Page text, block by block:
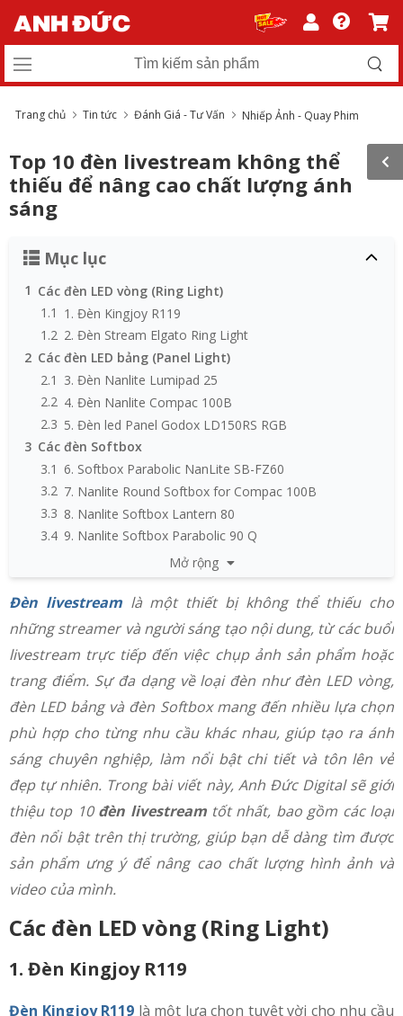
Trang chủ Tin tức Đánh Giá - Tư Vấn Nhiếp Ảnh - Quay Phim
Top 10 đèn livestream không thể
thiếu để nâng cao chất lượng ánh
sáng
Mục lục
1 Các đèn LED vòng (Ring Light)
1.1 1. Đèn Kingjoy R119
1.2 2. Đèn Stream Elgato Ring Light
2 Các đèn LED bảng (Panel Light)
2.1 3. Đèn Nanlite Lumipad 25
2.2 4. Đèn Nanlite Compac 100B
2.3 5. Đèn led Panel Godox LD150RS RGB
3 Các đèn Softbox
3.1 6. Softbox Parabolic NanLite SB-FZ60
3.2 7. Nanlite Round Softbox for Compac 100B
3.3 8. Nanlite Softbox Lantern 80
3.4 9. Nanlite Softbox Parabolic 90 Q
10. Softbox cầu CS-65D
Mở rộng
Đèn livestreamlà một thiết bị không thể thiếu cho
những streamer và người sáng tạo nội dung, từ các buổi
livestream trực tiếp đến việc chụp ảnh sản phẩm hoặc
trang điểm. Sự đa dạng về loại đèn như đèn LED vòng,
đèn LED bảng và đèn Softbox mang đến nhiều lựa chọn
phù hợp cho từng nhu cầu khác nhau, giúp tạo ra ánh
sáng chuyên nghiệp, làm nổi bật chi tiết và tôn lên vẻ
đẹp tự nhiên. Trong bài viết này, Anh Đức Digital sẽ giới
thiệu top 10 đèn livestreamtốt nhất, bao gồm các loại
đèn nổi bật trên thị trường, giúp bạn dễ dàng tìm được
sản phẩm ưng ý để nâng cao chất lượng hình ảnh và
video của mình.
Các đèn LED vòng (Ring Light)
1. Đèn Kingjoy R119
Đèn Kingjoy R119 là một lựa chọn tuyệt vời cho nhu cầu